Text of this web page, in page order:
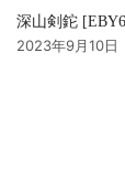
深山剣鉈
2023年9月10日